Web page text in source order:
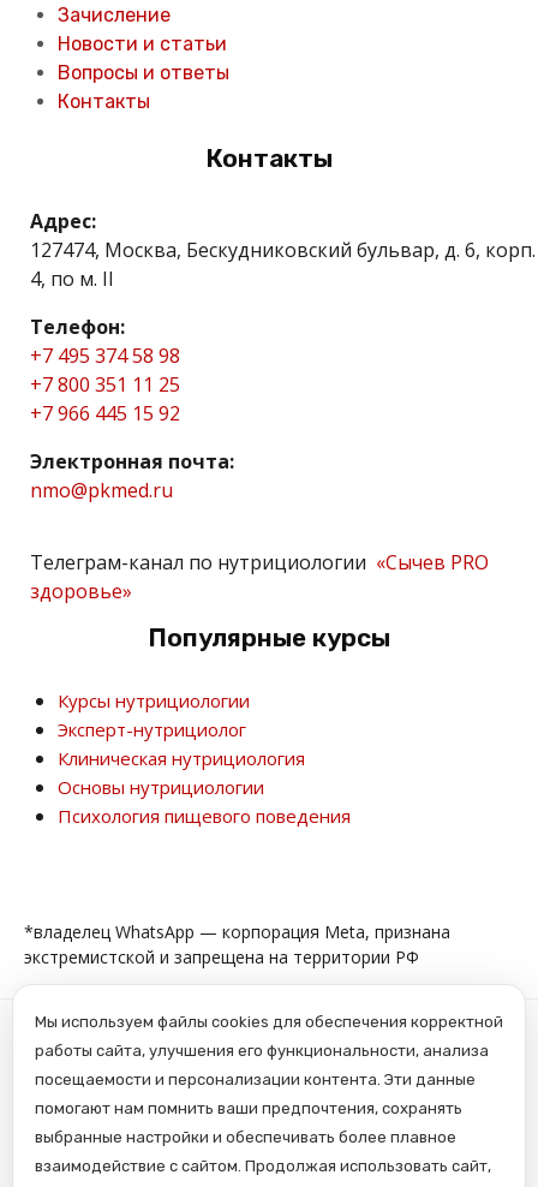
Зачисление
Новости и статьи
Вопросы и ответы
Контакты
Контакты
Адрес:
127474, Москва, Бескудниковский бульвар, д. 6, корп.
4, по м. II
Телефон:
+7 495 374 58 98
+7 800 351 11 25
+7 966 445 15 92
Электронная почта:
nmo@pkmed.ru
Телеграм-канал по нутрициологии «Сычев PRO
здоровье»
Популярные курсы
Курсы нутрициологии
Эксперт-нутрициолог
Клиническая нутрициология
Основы нутрициологии
Психология пищевого поведения
*владелец WhatsApp — корпорация Meta, признана
экстремистской и запрещена на территории РФ
Copyright © 2017-2026, ООО «Центр НМО». Материалы
сайта являются объектами авторского права.
Запрещается копирование, распространение, любое
использование информации и объектов без
ЗАЩИЩЕНО ЗАКОНОМ РОССИЙСКОЙ ФЕДЕРАЦИИ ОТ
09.07.93Г. №5351-1 “ОБ АВТОРСКОМ ПРАВЕ И СМЕЖНЫХ
ПРАВАХ” (с изменениями от 19 июля 1995 г., 20 июля 2004
г.)
Мы используем файлы cookies для обеспечения корректной
работы сайта, улучшения его функциональности, анализа
посещаемости и персонализации контента. Эти данные
помогают нам помнить ваши предпочтения, сохранять
выбранные настройки и обеспечивать более плавное
взаимодействие с сайтом. Продолжая использовать сайт,